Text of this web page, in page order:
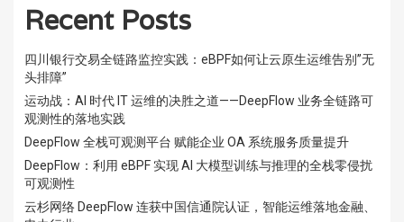
Recent Posts
四川银行交易全链路监控实践：eBPF如何让云原生运维告别”无
头排障”
运动战：AI 时代 IT 运维的决胜之道——DeepFlow 业务全链路可
观测性的落地实践
DeepFlow 全栈可观测平台 赋能企业 OA 系统服务质量提升
DeepFlow：利用 eBPF 实现 AI 大模型训练与推理的全栈零侵扰
可观测性
云杉网络 DeepFlow 连获中国信通院认证，智能运维落地金融、